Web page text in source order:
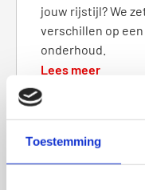
Toestemming
jouw rijstijl? We
verschillen op
onderhoud.
Lees meer
KIEZEN & KOPEN